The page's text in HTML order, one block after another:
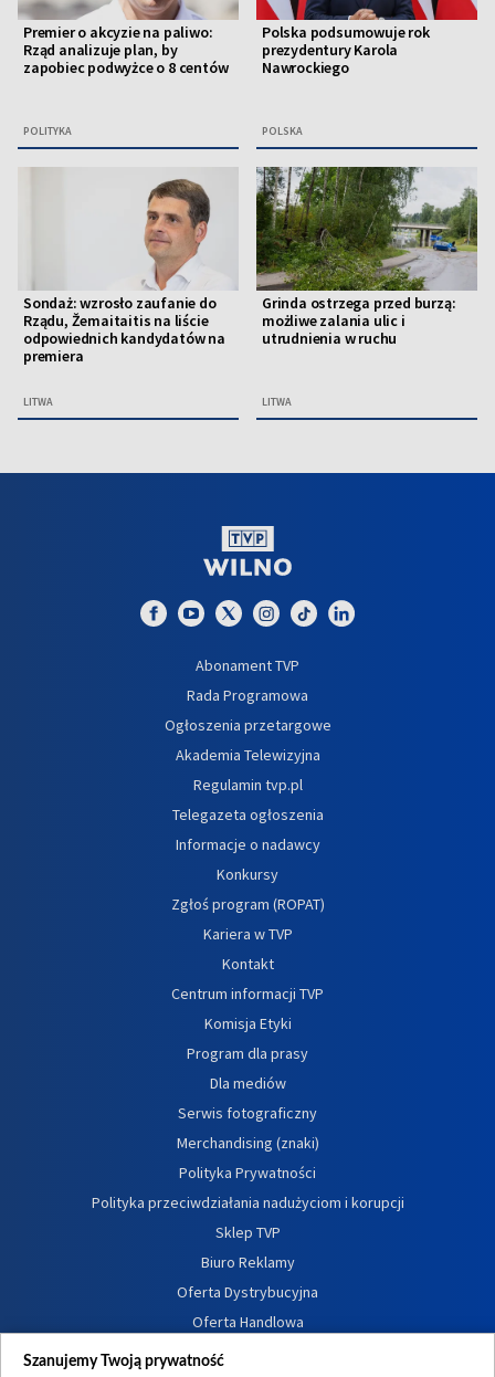
Premier o akcyzie na paliwo:
Rząd analizuje plan, by
zapobiec podwyżce o 8 centów
POLITYKA
Polska podsumowuje rok
prezydentury Karola
Nawrockiego
POLSKA
Sondaż: wzrosło zaufanie do
Rządu, Žemaitaitis na liście
odpowiednich kandydatów na
premiera
LITWA
Grinda ostrzega przed burzą:
możliwe zalania ulic i
utrudnienia w ruchu
LITWA
Abonament TVP
Rada Programowa
Ogłoszenia przetargowe
Akademia Telewizyjna
Regulamin tvp.pl
Telegazeta ogłoszenia
Informacje o nadawcy
Konkursy
Zgłoś program (ROPAT)
Kariera w TVP
Kontakt
Centrum informacji TVP
Komisja Etyki
Program dla prasy
Dla mediów
Serwis fotograficzny
Merchandising (znaki)
Polityka Prywatności
Polityka przeciwdziałania nadużyciom i korupcji
Sklep TVP
Biuro Reklamy
Oferta Dystrybucyjna
Oferta Handlowa
Dostępność
Szanujemy Twoją prywatność